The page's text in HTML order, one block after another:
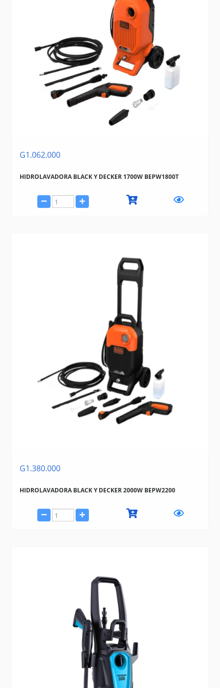
G1.062.000
HIDROLAVADORA BLACK Y DECKER 1700W BEPW1800T
G1.380.000
HIDROLAVADORA BLACK Y DECKER 2000W BEPW2200